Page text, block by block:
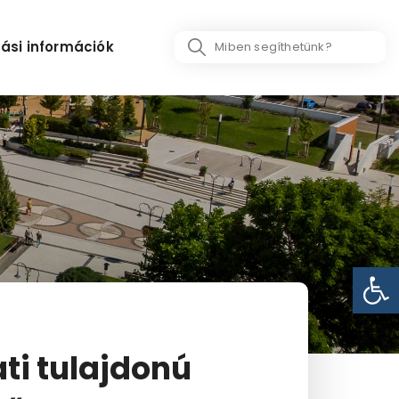
információk
Search
tulajdonú